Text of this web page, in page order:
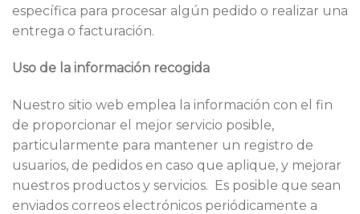
específica para procesar algún pedido o realizar una
entrega o facturación.
Uso de la información recogida
Nuestro sitio web emplea la información con el fin
de proporcionar el mejor servicio posible,
particularmente para mantener un registro de
usuarios, de pedidos en caso que aplique, y mejorar
nuestros productos y servicios. Es posible que sean
enviados correos electrónicos periódicamente a